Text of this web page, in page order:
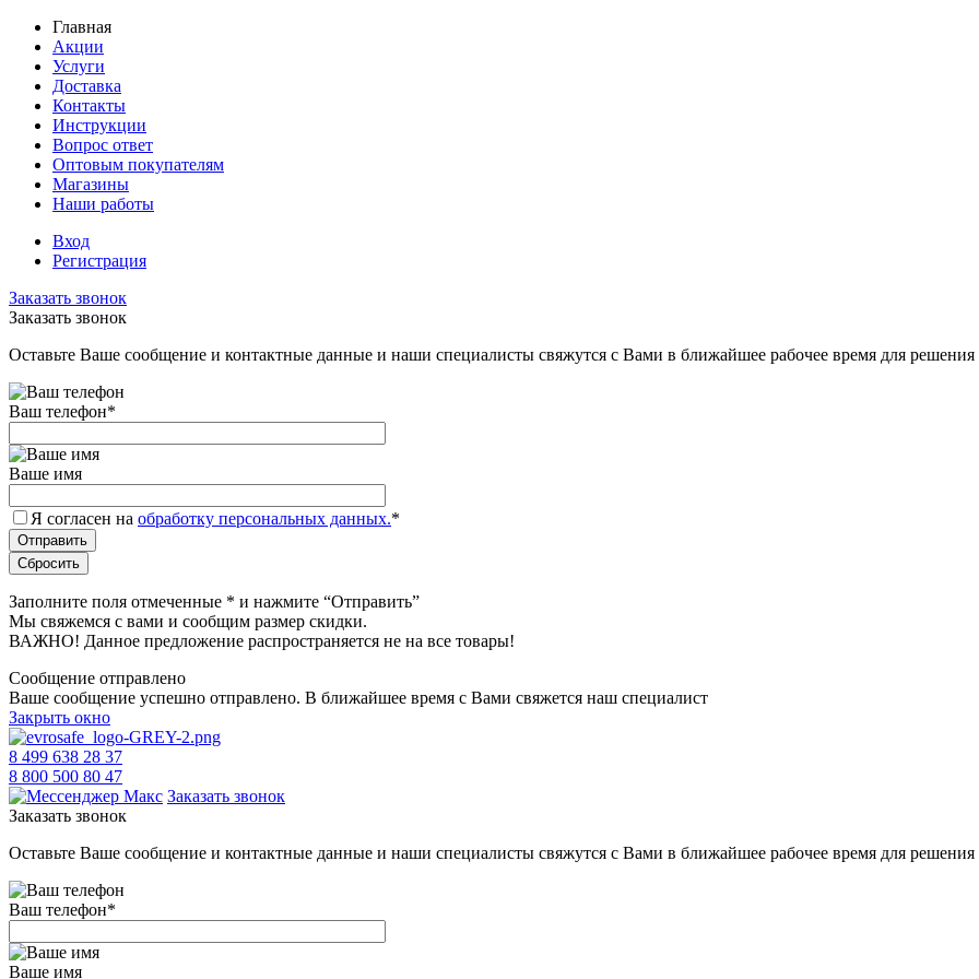
Главная
Акции
Услуги
Доставка
Контакты
Инструкции
Вопрос ответ
Оптовым покупателям
Магазины
Наши работы
Вход
Регистрация
Заказать звонок
Заказать звонок
Оставьте Ваше сообщение и контактные данные и наши специалисты свяжутся с Вами в ближайшее рабочее время для
Ваш телефон*
Ваше имя
Я согласен на обработку персональных данных.*
Заполните поля отмеченные * и нажмите “Отправить”
Мы свяжемся с вами и сообщим размер скидки.
ВАЖНО! Данное предложение распространяется не на все товары!
Сообщение отправлено
Ваше сообщение успешно отправлено. В ближайшее время с Вами свяжется наш специалист
Закрыть окно
8 499 638 28 37
8 800 500 80 47
Заказать звонок
Заказать звонок
Оставьте Ваше сообщение и контактные данные и наши специалисты свяжутся с Вами в ближайшее рабочее время для
Ваш телефон*
Ваше имя